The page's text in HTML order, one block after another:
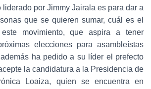
liderado por Jimmy Jairala es para dar a
que se quieren sumar, cuál es el
movimiento, que aspira a tener
elecciones para asambleístas
ha pedido a su líder el prefecto
la candidatura a la Presidencia de
Loaiza, quien se encuentra en